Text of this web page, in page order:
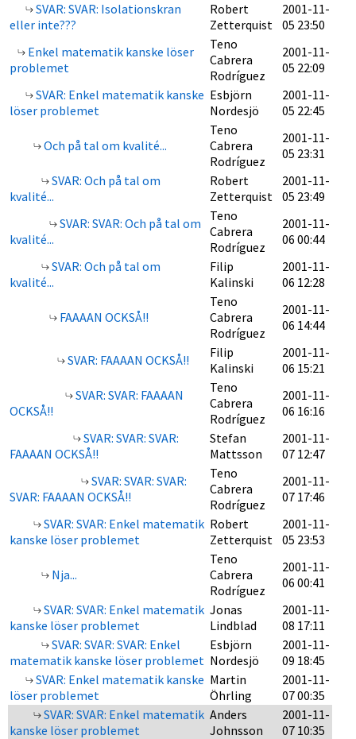
SVAR: SVAR: Isolationskran
eller inte???
Robert
Zetterquist
2001-11-
05 23:50
Enkel matematik kanske löser
problemet
Teno
Cabrera
Rodríguez
2001-11-
05 22:09
SVAR: Enkel matematik kanske
löser problemet
Esbjörn
Nordesjö
2001-11-
05 22:45
Och på tal om kvalité...
Teno
Cabrera
Rodríguez
2001-11-
05 23:31
SVAR: Och på tal om
kvalité...
Robert
Zetterquist
2001-11-
05 23:49
SVAR: SVAR: Och på tal om
kvalité...
Teno
Cabrera
Rodríguez
2001-11-
06 00:44
SVAR: Och på tal om
kvalité...
Filip
Kalinski
2001-11-
06 12:28
FAAAAN OCKSÅ!!
Teno
Cabrera
Rodríguez
2001-11-
06 14:44
SVAR: FAAAAN OCKSÅ!!
Filip
Kalinski
2001-11-
06 15:21
SVAR: SVAR: FAAAAN
OCKSÅ!!
Teno
Cabrera
Rodríguez
2001-11-
06 16:16
SVAR: SVAR: SVAR:
FAAAAN OCKSÅ!!
Stefan
Mattsson
2001-11-
07 12:47
SVAR: SVAR: SVAR:
SVAR: FAAAAN OCKSÅ!!
Teno
Cabrera
Rodríguez
2001-11-
07 17:46
SVAR: SVAR: Enkel matematik
kanske löser problemet
Robert
Zetterquist
2001-11-
05 23:53
Nja...
Teno
Cabrera
Rodríguez
2001-11-
06 00:41
SVAR: SVAR: Enkel matematik
kanske löser problemet
Jonas
Lindblad
2001-11-
08 17:11
SVAR: SVAR: SVAR: Enkel
matematik kanske löser problemet
Esbjörn
Nordesjö
2001-11-
09 18:45
SVAR: Enkel matematik kanske
löser problemet
Martin
Öhrling
2001-11-
07 00:35
SVAR: SVAR: Enkel matematik
kanske löser problemet
Anders
Johnsson
2001-11-
07 10:35